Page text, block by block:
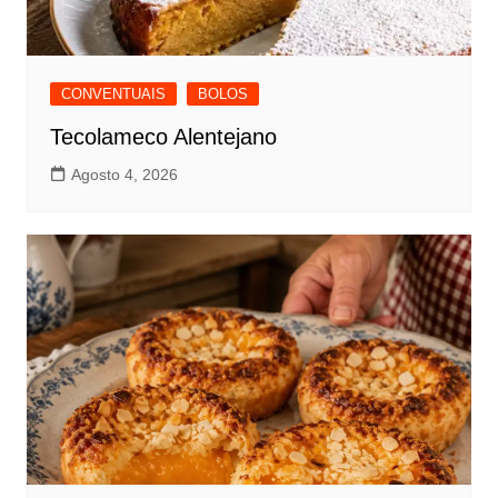
CONVENTUAIS BOLOS
Tecolameco Alentejano
Agosto 4, 2026